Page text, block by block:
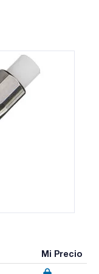
Mi Precio